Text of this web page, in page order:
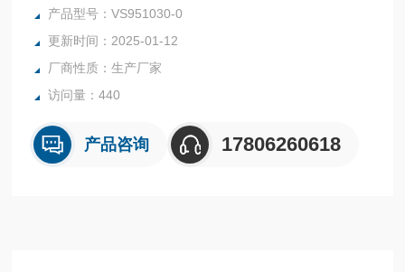
产品型号：VS951030-0
更新时间：2025-01-12
厂商性质：生产厂家
访问量：440
产品咨询 17806260618